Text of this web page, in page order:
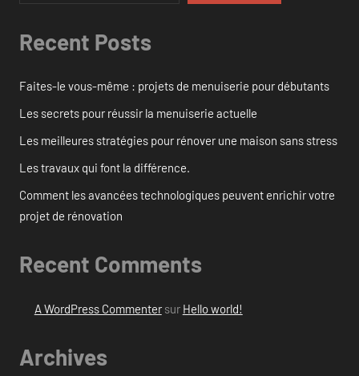
Recent Posts
Faites-le vous-même : projets de menuiserie pour débutants
Les secrets pour réussir la menuiserie actuelle
Les meilleures stratégies pour rénover une maison sans stress
Les travaux qui font la différence.
Comment les avancées technologiques peuvent enrichir votre
projet de rénovation
Recent Comments
A WordPress Commentersur Hello world!
Archives